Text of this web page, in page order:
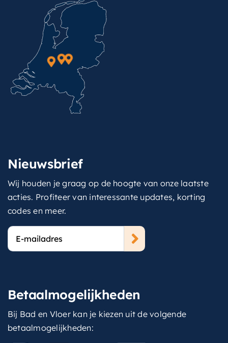
Nieuwsbrief
Wij houden je graag op de hoogte van onze laatste
acties. Profiteer van interessante updates, korting
codes en meer.
E-
mailadres
Betaalmogelijkheden
Bij Bad en Vloer kan je kiezen uit de volgende
betaalmogelijkheden: